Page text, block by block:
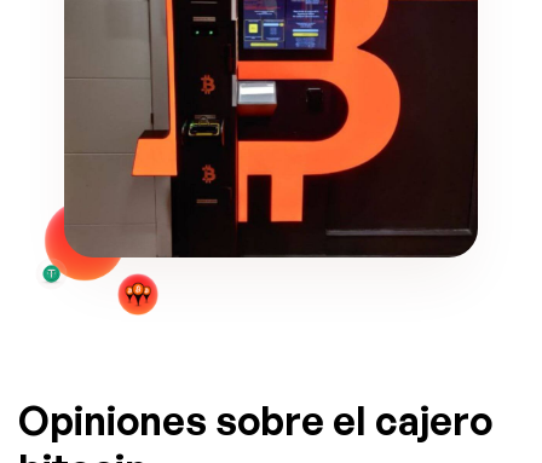
Opiniones sobre el cajero